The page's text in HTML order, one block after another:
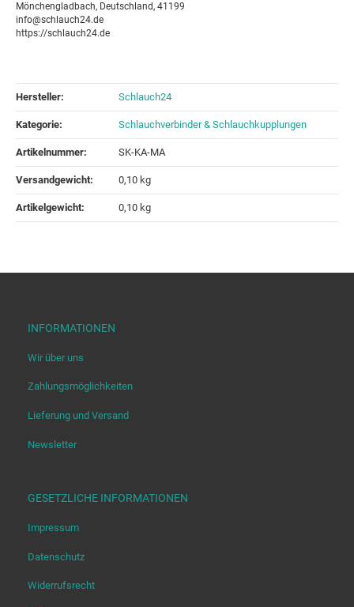
Mönchengladbach, Deutschland, 41199
info@schlauch24.de
https://schlauch24.de
Hersteller: Schlauch24
Kategorie: Schlauchverbinder & Schlauchkupplungen
Artikelnummer: SK-KA-MA
Versandgewicht‍: 0,10 kg
Artikelgewicht‍: 0,10 kg
INFORMATIONEN
Wir über uns
Zahlungsmöglichkeiten
Lieferung und Versand
Newsletter
GESETZLICHE INFORMATIONEN
Impressum
Datenschutz
Widerrufsrecht